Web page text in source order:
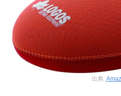
出典: